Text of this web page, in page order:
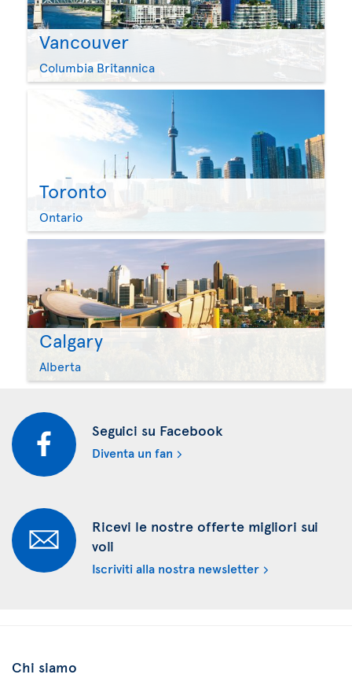
Vancouver
Columbia Britannica
Toronto
Ontario
Calgary
Alberta
Seguici su Facebook
Diventa un fan
Ricevi le nostre offerte migliori sui
voli
Iscriviti alla nostra newsletter
Chi siamo